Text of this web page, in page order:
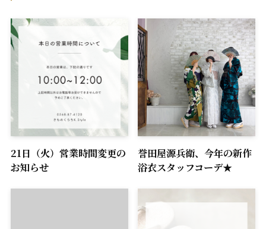
21日（火）営業時間変更の
お知らせ
誉田屋源兵衛、今年の新作
浴衣スタッフコーデ★